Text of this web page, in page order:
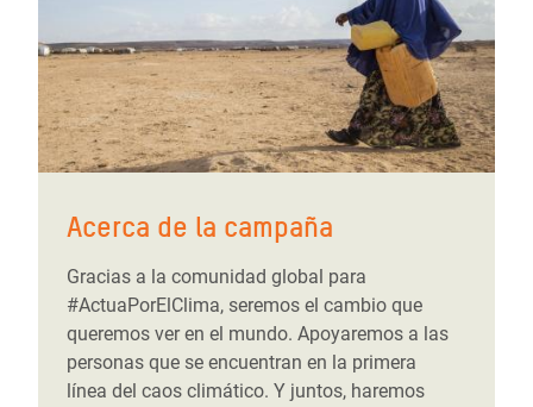
Acerca de la campaña
Gracias a la comunidad global para
#ActuaPorElClima, seremos el cambio que
queremos ver en el mundo. Apoyaremos a las
personas que se encuentran en la primera
línea del caos climático. Y juntos, haremos